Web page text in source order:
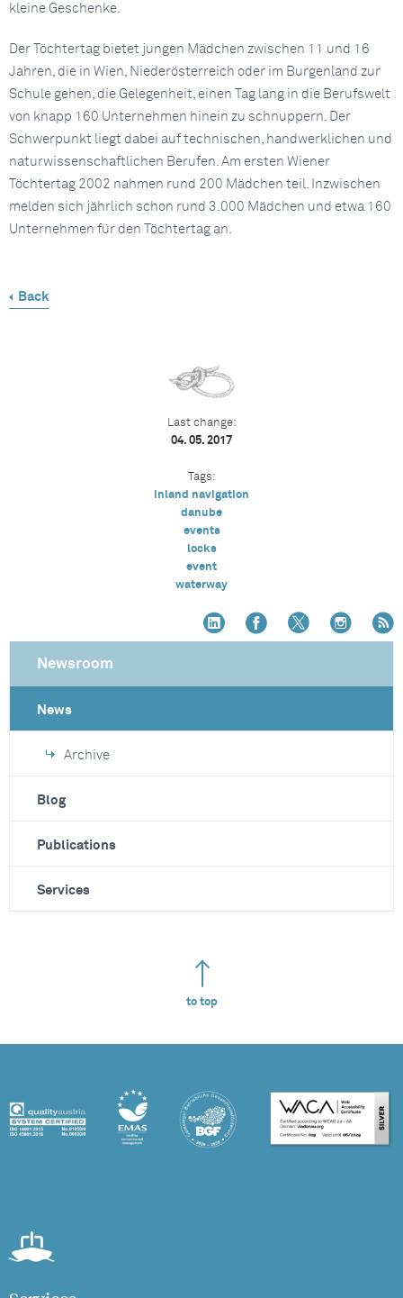
kleine Geschenke.
Der Töchtertag bietet jungen Mädchen zwischen 11 und 16
Jahren, die in Wien, Niederösterreich oder im Burgenland zur
Schule gehen, die Gelegenheit, einen Tag lang in die Berufswelt
von knapp 160 Unternehmen hinein zu schnuppern. Der
Schwerpunkt liegt dabei auf technischen, handwerklichen und
naturwissenschaftlichen Berufen. Am ersten Wiener
Töchtertag 2002 nahmen rund 200 Mädchen teil. Inzwischen
melden sich jährlich schon rund 3.000 Mädchen und etwa 160
Unternehmen für den Töchtertag an.
Back
Last change:
04. 05. 2017
Tags:
inland navigation
danube
events
locks
event
waterway
Newsroom
News
Archive
Blog
Publications
Services
to top